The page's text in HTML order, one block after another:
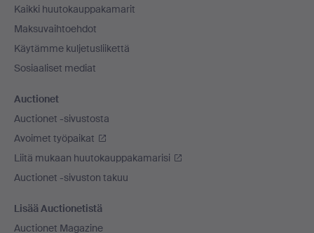
Kaikki huutokauppakamarit
Maksuvaihtoehdot
Käytämme kuljetusliikettä
Sosiaaliset mediat
Auctionet
Auctionet -sivustosta
Avoimet työpaikat
Liitä mukaan huutokauppakamarisi
Auctionet -sivuston takuu
Lisää Auctionetistä
Auctionet Magazine